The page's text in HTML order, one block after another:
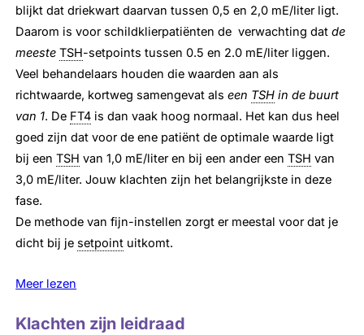
blijkt dat driekwart daarvan tussen 0,5 en 2,0 mE/liter ligt.
Daarom is voor schildklierpatiënten de verwachting datde
meeste TSH-setpoints tussen 0.5 en 2.0 mE/liter liggen.
Veel behandelaars houden die waarden aan als
richtwaarde, kortweg samengevat alseen TSH in de buurt
van 1. De FT4 is dan vaak hoog normaal. Het kan dus heel
goed zijn dat voor de ene patiënt de optimale waarde ligt
bij eenTSH van 1,0 mE/liter en bij een ander eenTSH van
3,0 mE/liter. Jouw klachten zijn het belangrijkste in deze
fase.
De methode van fijn-instellen zorgt er meestal voor dat je
dicht bij je setpoint uitkomt.
Meer lezen
Klachten zijn leidraad